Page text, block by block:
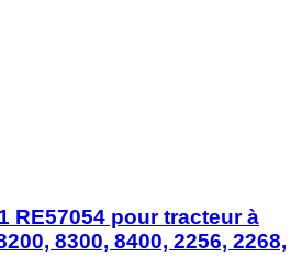
RE57054 pour tracteur à
8300, 8400, 2256, 2268,